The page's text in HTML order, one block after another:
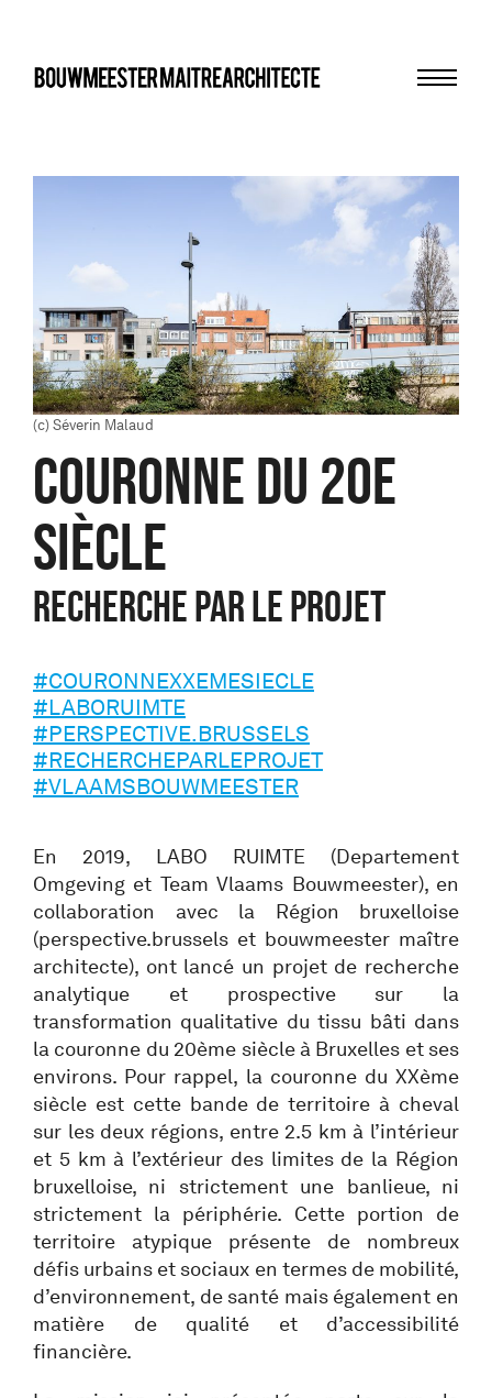
bma
(c) Séverin Malaud
COURONNE DU 20E
SIÈCLE
Recherche par le projet
#COURONNEXXEMESIECLE
#LABORUIMTE
#PERSPECTIVE.BRUSSELS
#RECHERCHEPARLEPROJET
#VLAAMSBOUWMEESTER
En 2019, LABO RUIMTE (Departement
Omgeving et Team Vlaams Bouwmeester), en
collaboration avec la Région bruxelloise
(perspective.brussels et bouwmeester maître
architecte), ont lancé un projet de recherche
analytique et prospective sur la
transformation qualitative du tissu bâti dans
la couronne du 20ème siècle à Bruxelles et ses
environs. Pour rappel, la couronne du XXème
siècle est cette bande de territoire à cheval
sur les deux régions, entre 2.5 km à l’intérieur
et 5 km à l’extérieur des limites de la Région
bruxelloise, ni strictement une banlieue, ni
strictement la périphérie. Cette portion de
territoire atypique présente de nombreux
défis urbains et sociaux en termes de mobilité,
d’environnement, de santé mais également en
matière de qualité et d’accessibilité
financière.